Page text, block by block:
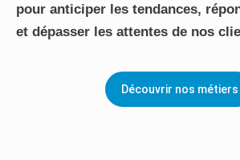
pour anticiper les tendances,
et dépasser les attentes de nos
Découvrir nos métiers